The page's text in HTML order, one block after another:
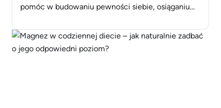
pomóc w budowaniu pewności siebie, osiąganiu
Pojawia się więc pytanie: czy naprawdę warto po
nie sięgać? Wiele zależy od tego, czego szukasz i